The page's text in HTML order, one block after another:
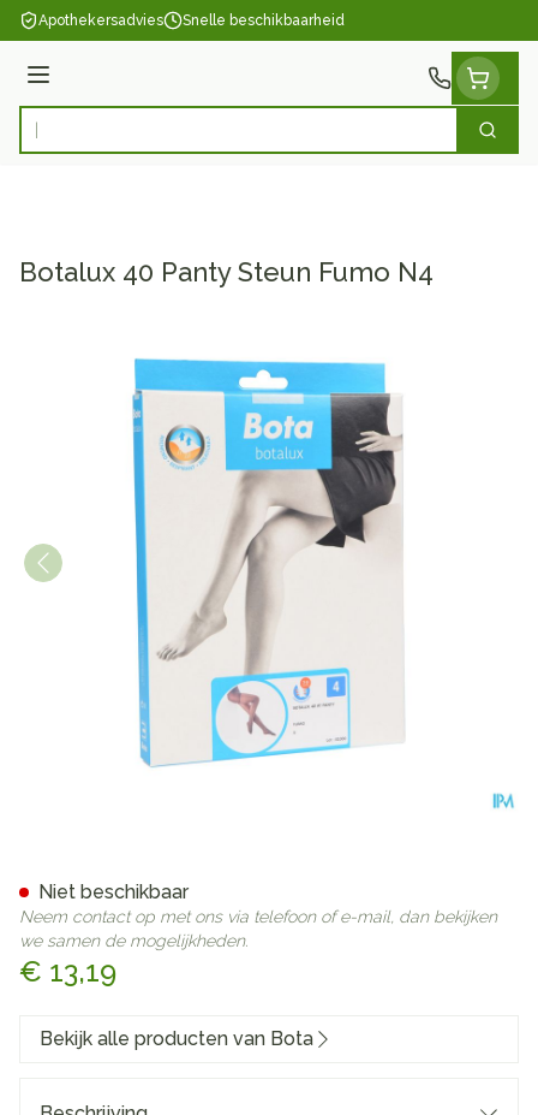
Ga naar de inhoud
Apothekersadvies Snelle beschikbaarheid
Menu
Product, merk, categorie... Zoek
Botalux 40 Panty Steun Fumo N4
€ 13,19
Niet beschikbaar
Neem contact op met ons via telefoon of e-mail, dan bekijken
we samen de mogelijkheden.
Bekijk alle producten van Bota